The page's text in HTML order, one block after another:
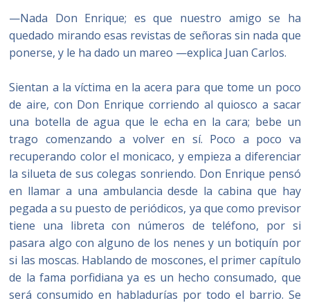
—Nada Don Enrique; es que nuestro amigo se ha
quedado mirando esas revistas de señoras sin nada que
ponerse, y le ha dado un mareo —explica Juan Carlos.
Sientan a la víctima en la acera para que tome un poco
de aire, con Don Enrique corriendo al quiosco a sacar
una botella de agua que le echa en la cara; bebe un
trago comenzando a volver en sí. Poco a poco va
recuperando color el monicaco, y empieza a diferenciar
la silueta de sus colegas sonriendo. Don Enrique pensó
en llamar a una ambulancia desde la cabina que hay
pegada a su puesto de periódicos, ya que como previsor
tiene una libreta con números de teléfono, por si
pasara algo con alguno de los nenes y un botiquín por
si las moscas. Hablando de moscones, el primer capítulo
de la fama porfidiana ya es un hecho consumado, que
será consumido en habladurías por todo el barrio. Se